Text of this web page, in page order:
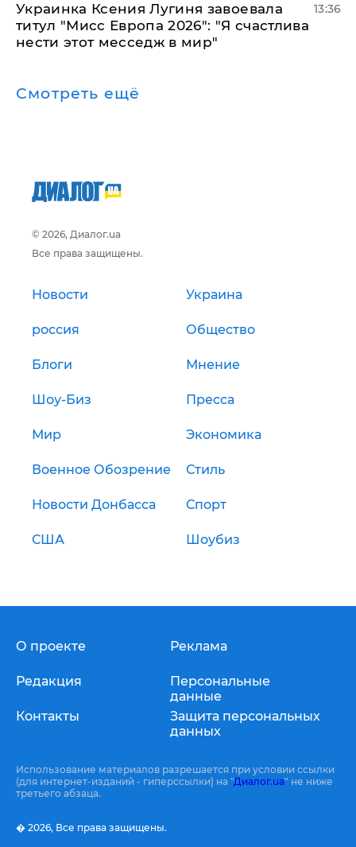
Украинка Ксения Лугиня завоевала
титул "Мисс Европа 2026": "Я счастлива
нести этот месседж в мир"
13:36
Смотреть ещё
© 2026, Диалог.ua
Все права защищены.
Новости Украина
россия Общество
Блоги Мнение
Шоу-Биз Пресса
Мир Экономика
Военное Обозрение Стиль
Новости Донбасса Спорт
США Шоубиз
О проекте
Редакция
Контакты
Реклама
Персональные
данные
Защита персональных
данных
Использование материалов разрешается при условии ссылки
(для интернет-изданий - гиперссылки) на "Диалог.ua" не ниже
третьего абзаца.
� 2026, Все права защищены.